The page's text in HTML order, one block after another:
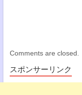
Comments are closed.
スポンサーリンク